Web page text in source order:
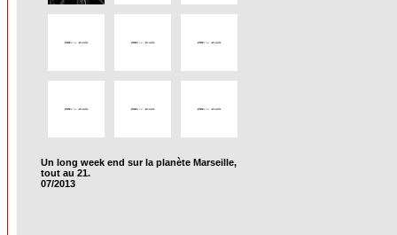
Un long week end sur la planète Marseille,
tout au 21.
07/2013